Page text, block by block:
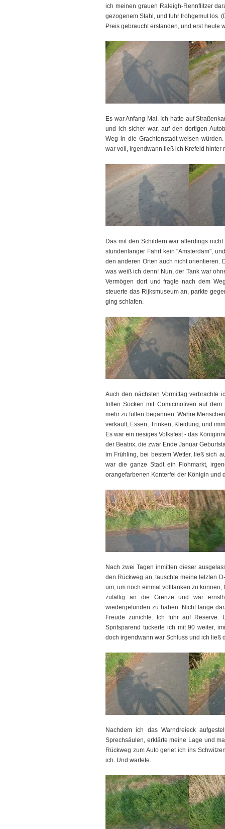
ich meinen grauen Raleigh-Rennflitzer
gezogenem Stahl, und fuhr frohgemut los.
Preis gebraucht erstanden, und erst heute
Es war Anfang Mai. Ich hatte auf
und ich sicher war, auf den dortigen
Weg in die Grachtenstadt weisen
war voll, irgendwann ließ ich Krefeld hinter
Das mit den Schildern war allerdings
stundenlanger Fahrt kein "Amsterdam",
den anderen Orten auch nicht orientieren.
was weiß ich denn! Nun, der Tank war
Vermögen dort und fragte nach dem
steuerte das Rijksmuseum an, parkte
ging schlafen.
Auch den nächsten Vormittag verbrachte
tollen Socken mit Comicmotiven auf
mehr zu füllen begannen. Wahre
verkauft, Essen, Trinken, Kleidung, und
Es war ein riesiges Volksfest - das
der Beatrix, die zwar Ende Januar
im Frühling, bei bestem Wetter, ließ sich
war die ganze Stadt ein Flohmarkt,
orangefarbenen Konterfei der Königin und
Nach zwei Tagen inmitten dieser
den Rückweg an, tauschte meine letzten
um, um noch einmal volltanken zu
zufällig an die Grenze und war
wiedergefunden zu haben. Nicht lange
Freude zunichte. Ich fuhr auf Reserve.
Spritsparend tuckerte ich mit 90 weiter,
doch irgendwann war Schluss und ich ließ
Nachdem ich das Warndreieck
Sprechsäulen, erklärte meine Lage und
Rückweg zum Auto geriet ich ins
ich. Und wartete.